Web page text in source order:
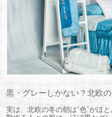
黒・グレーしかない？北欧
実は、北欧の冬の朝は“色”がほ